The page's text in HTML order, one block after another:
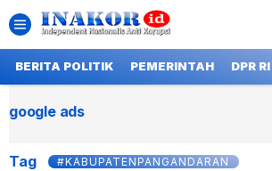
BERITA POLITIK PEMERINTAH DPR RI
google ads
Tag #KABUPATENPANGANDARAN